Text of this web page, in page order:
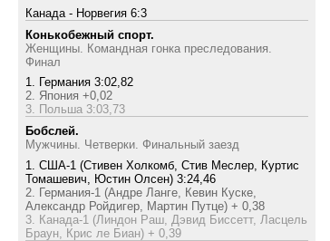
Канада - Норвегия 6:3
Конькобежный спорт.
Женщины. Командная гонка преследования.
Финал
1. Германия 3:02,82
2. Япония +0,02
3. Польша 3:03,73
Бобслей.
Мужчины. Четверки. Финальный заезд
1. США-1 (Стивен Холкомб, Стив Меслер, Куртис
Томашевич, Юстин Олсен) 3:24,46
2. Германия-1 (Андре Ланге, Кевин Куске,
Александр Ройдигер, Мартин Путце) + 0,38
3. Канада-1 (Линдон Раш, Дэвид Биссетт, Ласцель
Браун, Крис ле Биан) + 0,39